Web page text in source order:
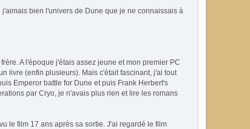
bien l'univers de Dune que je ne connaissais à
A l'époque j'étais assez jeune et mon premier PC
livre (enfin plusieurs). Mais c'était fascinant, j'ai tout
Emperor battle for Dune et puis Frank Herbert's
par Cryo, je n'avais plus rien et lire les romans
le film 17 ans après sa sortie. J'ai regardé le film